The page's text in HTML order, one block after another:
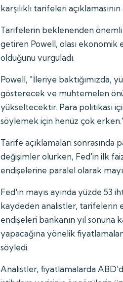
karşılıklı tarifeleri
Tarifelerin beklenenden
getiren Powell, olası
olduğunu vurguladı.
Powell, "İleriye baktığımızda,
gösterecek ve muhtemelen
yükseltecektir. Para politikası
söylemek için henüz çok
Tarife açıklamaları
değişimler olurken, Fed'in ilk
endişelerine paralel olarak
Fed'in mayıs ayında yüzde 53
kaydeden analistler, tarifelerin
endişeleri bankanın yıl
yapacağına yönelik
söyledi.
Analistler, fiyatlamalarda